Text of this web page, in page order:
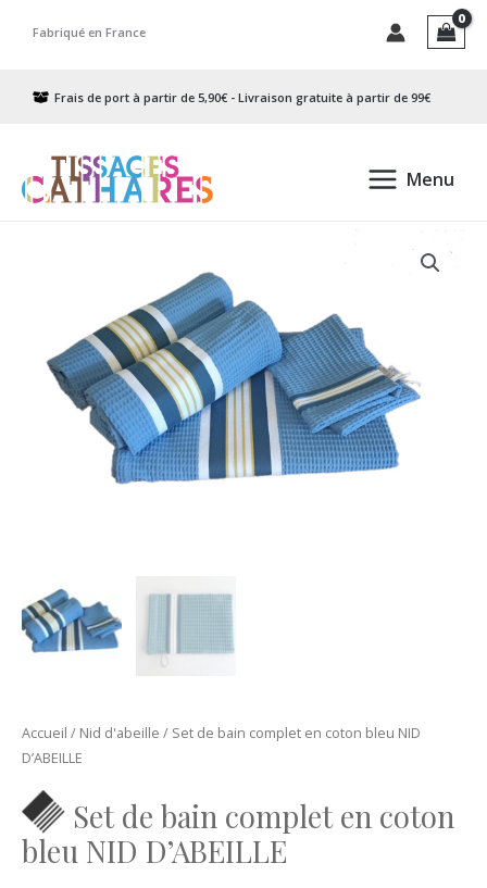
Fabriqué en France
Frais de port à partir de 5,90€ - Livraison gratuite à partir de 99€
Menu
Accueil / Nid d'abeille / Set de bain complet en coton bleu NID
D’ABEILLE
Set de bain complet en coton
bleu NID D’ABEILLE